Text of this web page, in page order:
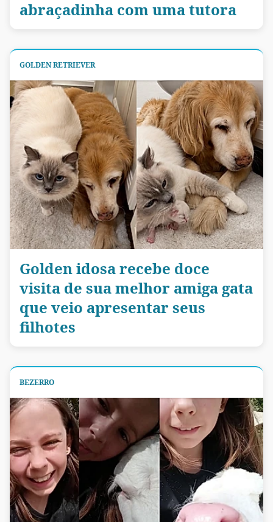
abraçadinha com uma tutora
GOLDEN RETRIEVER
Golden idosa recebe doce
visita de sua melhor amiga gata
que veio apresentar seus
filhotes
BEZERRO